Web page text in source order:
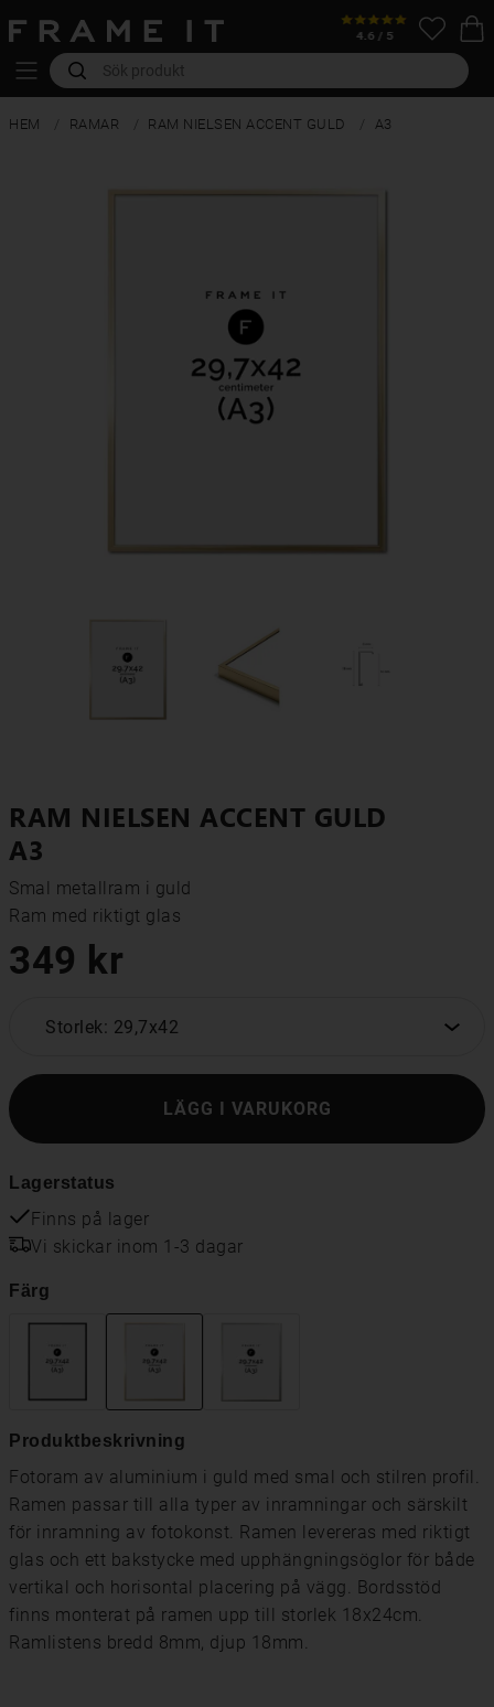
HEM RAMAR RAM NIELSEN ACCENT GULD A3
RAM NIELSEN ACCENT GULD
A3
Smal metallram i guld
Ram med riktigt glas
349 kr
Storlek: 29,7x42
LÄGG I VARUKORG
Lagerstatus
Finns på lager
Vi skickar inom 1-3 dagar
Färg
Produktbeskrivning
Fotoram av aluminium i guld med smal och stilren profil.
Ramen passar till alla typer av inramningar och särskilt
för inramning av fotokonst. Ramen levereras med riktigt
glas och ett bakstycke med upphängningsöglor för både
vertikal och horisontal placering på vägg. Bordsstöd
finns monterat på ramen upp till storlek 18x24cm.
Ramlistens bredd 8mm, djup 18mm.